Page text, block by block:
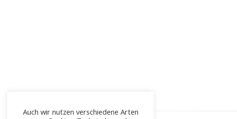
Auch wir nutzen verschiedene Arten